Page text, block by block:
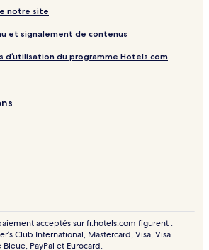
notre site
et signalement de contenus
d’utilisation du programme Hotels.com
acceptés sur fr.hotels.com figurent :
Club International, Mastercard, Visa, Visa
Bleue, PayPal et Eurocard.